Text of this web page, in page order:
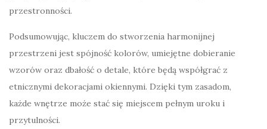
przestronności.
Podsumowując, kluczem do stworzenia harmonijnej
przestrzeni jest spójność kolorów, umiejętne dobieranie
wzorów oraz dbałość o detale, które będą współgrać z
etnicznymi dekoracjami okiennymi. Dzięki tym zasadom,
każde wnętrze może stać się miejscem pełnym uroku i
przytulności.